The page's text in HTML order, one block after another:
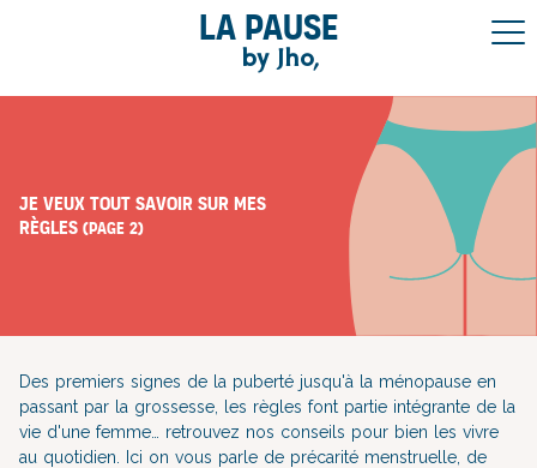
La pause
by Jho,
Je veux tout savoir sur mes
règles (page 2)
Des premiers signes de la puberté jusqu'à la ménopause en
passant par la grossesse, les règles font partie intégrante de la
vie d'une femme… retrouvez nos conseils pour bien les vivre
au quotidien. Ici on vous parle de précarité menstruelle, de